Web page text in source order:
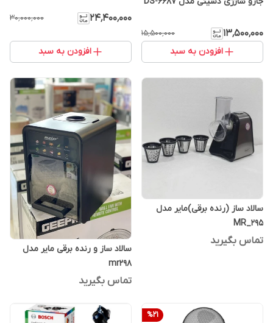
۱۳٬۵۰۰٬۰۰۰ ۱۵٬۵۰۰٬۰۰۰
افزودن به سبد
۲۴٬۴۰۰٬۰۰۰ ۳۰٬۰۰۰٬۰۰۰
افزودن به سبد
سالاد ساز (رنده برقی)مایر مدل
MR_295
تماس بگیرید
سالاد ساز و رنده برقی مایر مدل
mr298
تماس بگیرید
%21